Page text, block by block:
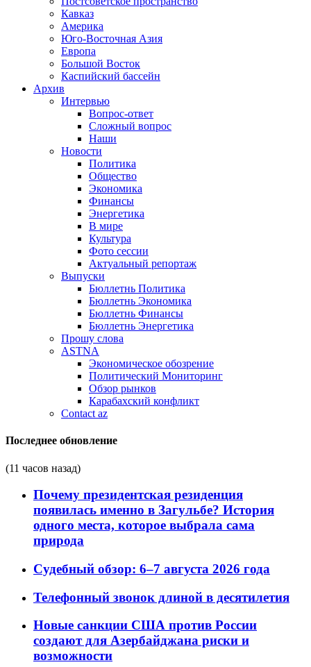
Кавказ
Америка
Юго-Восточная Азия
Европа
Большой Восток
Каспийский бассейн
Архив
Интервью
Вопрос-ответ
Сложный вопрос
Наши
Новости
Политика
Общество
Экономика
Финансы
Энергетика
В мире
Культура
Фото сессии
Актуальный репортаж
Выпуски
Бюллетнь Политика
Бюллетнь Экономика
Бюллетнь Финансы
Бюллетнь Энергетика
Прошу слова
ASTNA
Экономическое обозрение
Политический Мониторинг
Обзор рынков
Карабахский конфликт
Contact az
Последнее обновление
(11 часов назад)
Почему президентская резиденция
появилась именно в Загульбе? История
одного места, которое выбрала сама
природа
Судебный обзор: 6–7 августа 2026 года
Телефонный звонок длиной в десятилетия
Новые санкции США против России
создают для Азербайджана риски и
возможности